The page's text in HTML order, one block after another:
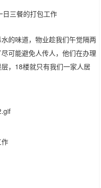
日三餐的打包工作
的味道，物业趁我们午觉隔两
可能避免人传人，他们在办理
，18楼就只有我们一家人居